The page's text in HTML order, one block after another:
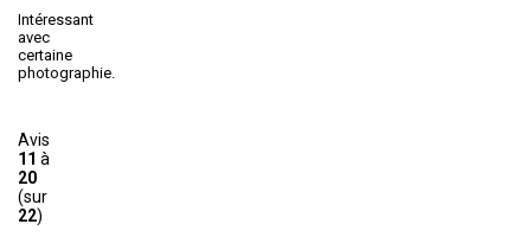
Intéressant
avec
certaine
photographie.
Avis
11 à
20
(sur
22)